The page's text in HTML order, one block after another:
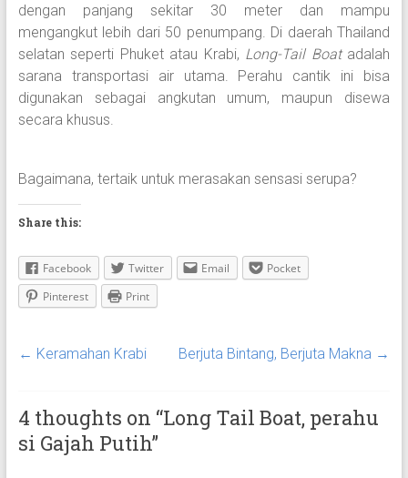
dengan panjang sekitar 30 meter dan mampu
mengangkut lebih dari 50 penumpang. Di daerah Thailand
selatan seperti Phuket atau Krabi, Long-Tail Boatadalah
sarana transportasi air utama. Perahu cantik ini bisa
digunakan sebagai angkutan umum, maupun disewa
secara khusus.
Bagaimana, tertaik untuk merasakan sensasi serupa?
Share this:
Facebook Twitter Email
Pocket
Pinterest
Print
← Keramahan Krabi Berjuta Bintang, Berjuta Makna →
4 thoughts on “Long Tail Boat, perahu
si Gajah Putih”